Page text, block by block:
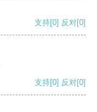
支持[0] 反对[0]
支持[0] 反对[0]